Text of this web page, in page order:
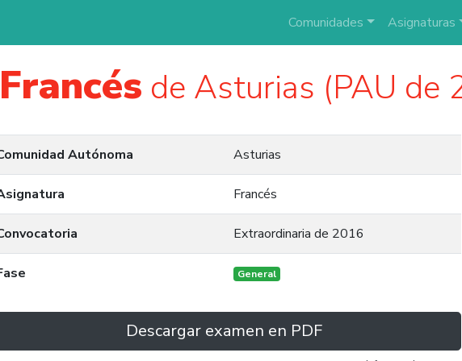
Comunidades Asignaturas
Francés de Asturias (PAU de
Autónoma Asturias
Francés
Extraordinaria de 2016
General
Descargar examen en PDF